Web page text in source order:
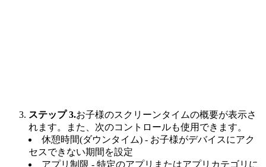
ステップ 3.お子様のスクリーンタイムの概要が表示さ
れます。また、次のコントロールも使用できます。
休憩時間(ダウンタイム) - お子様がデバイスにアク
セスできない期間を設定
アプリ制限 - 特定のアプリまたはアプリカテゴリに